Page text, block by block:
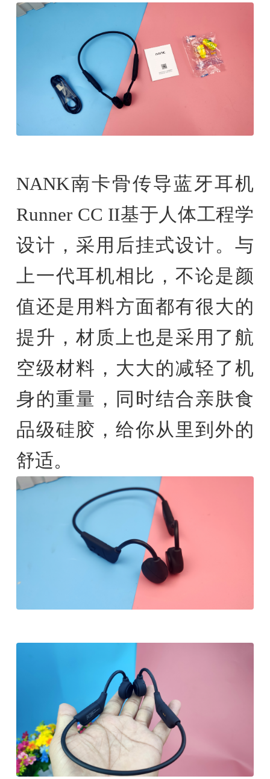
NANK南卡骨传导蓝牙耳机
Runner CC II基于人体工程学
设计，采用后挂式设计。与
上一代耳机相比，不论是颜
值还是用料方面都有很大的
提升，材质上也是采用了航
空级材料，大大的减轻了机
身的重量，同时结合亲肤食
品级硅胶，给你从里到外的
舒适。